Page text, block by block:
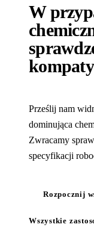
W
Prześlij nam
dominująca
Zwracamy
specyfikacji
Rozpocznij
Wszystkie